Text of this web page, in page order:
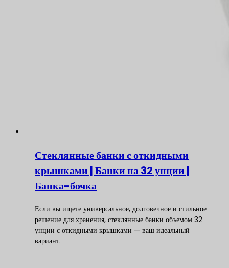
Стеклянные банки с откидными
крышками | Банки на 32 унции |
Банка-бочка
Если вы ищете универсальное, долговечное и стильное
решение для хранения, стеклянные банки объемом 32
унции с откидными крышками — ваш идеальный
вариант.